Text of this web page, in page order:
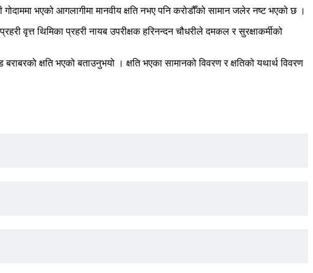
भएको आगलागीमा मानवीय क्षति नभए पनि करोडौँको सामान जलेर नष्ट भएको छ ।
वृत्त थिमिका प्रहरी नायब उपरीक्षक हरिनन्दन चौधरीले दमकल र सुरक्षाकर्मीको
क्षति भएको बताउनुभयो । क्षति भएका सामानको विवरण र क्षतिको यथार्थ विवरण